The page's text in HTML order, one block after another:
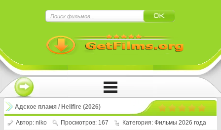
Адское пламя / Hellfire (2026)
Автор: niko Просмотров: 167 Категория: Фильмы 2026 года
Нажмите на
!!!Если Вы с телефона сперва нажмите на
троеточие в правом верхнем углу!!!